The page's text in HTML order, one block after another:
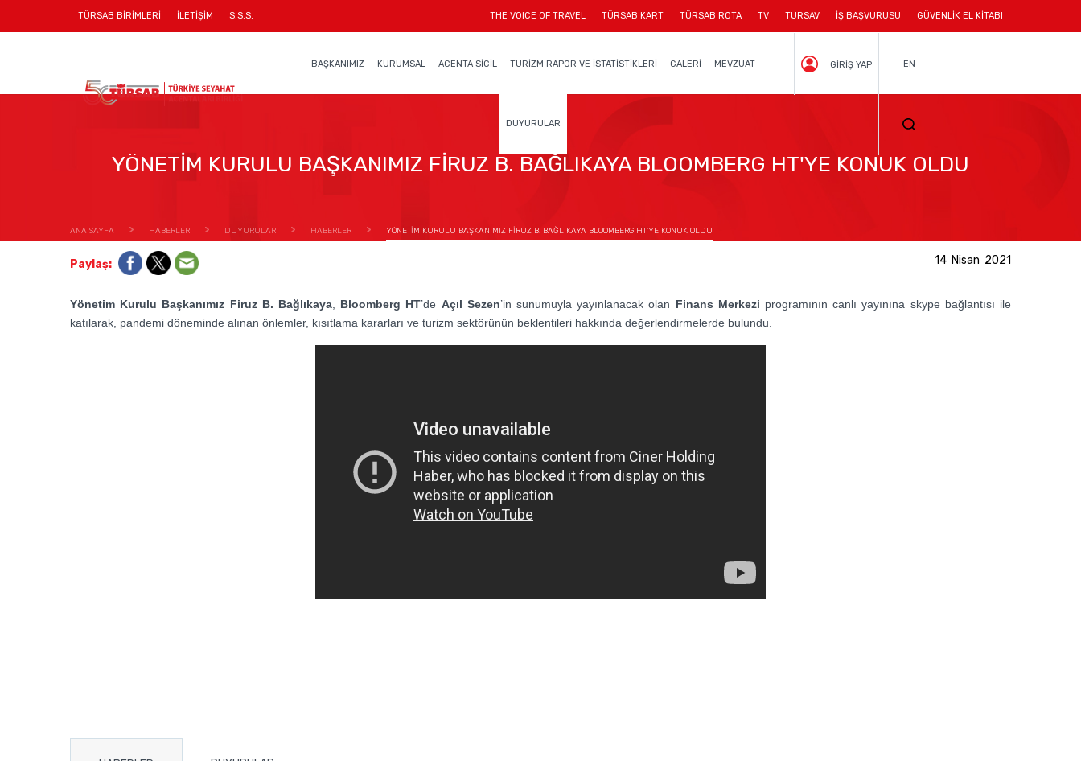
TÜRSAB BİRİMLERİ İLETİŞİM S.S.S. THE VOICE OF TRAVEL TÜRSAB KART TÜRSAB ROTA TV TURSAV İŞ BAŞVURUSU GÜVENLİK EL KİTABI
BAŞKANIMIZ KURUMSAL ACENTA SİCİL TURİZM RAPOR VE İSTATİSTİKLERİ GALERİ MEVZUAT
DUYURULAR
GİRİŞ YAP EN
YÖNETİM KURULU BAŞKANIMIZ FİRUZ B. BAĞLIKAYA BLOOMBERG HT'YE KONUK OLDU
ANA SAYFA HABERLER DUYURULAR HABERLER YÖNETİM KURULU BAŞKANIMIZ FİRUZ B. BAĞLIKAYA BLOOMBERG HT'YE KONUK OLDU
14 Nisan 2021
Paylaş:
Yönetim Kurulu Başkanımız Firuz B. Bağlıkaya Bloomberg HT’de Açıl Sezen’in sunumuyla yayınlanacak olan Finans Merkezi programının canlı yayınına skype bağlantısı ile
katılarak, pandemi döneminde alınan önlemler, kısıtlama kararları ve turizm sektörünün beklentileri hakkında değerlendirmelerde bulundu.